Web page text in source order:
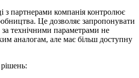
з партнерами компанія контролює
Це дозволяє запропонувати
технічними параметрами не
аналогам, але має більш доступну